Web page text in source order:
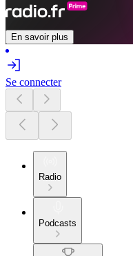
En savoir plus
Se connecter
Radio
Podcasts